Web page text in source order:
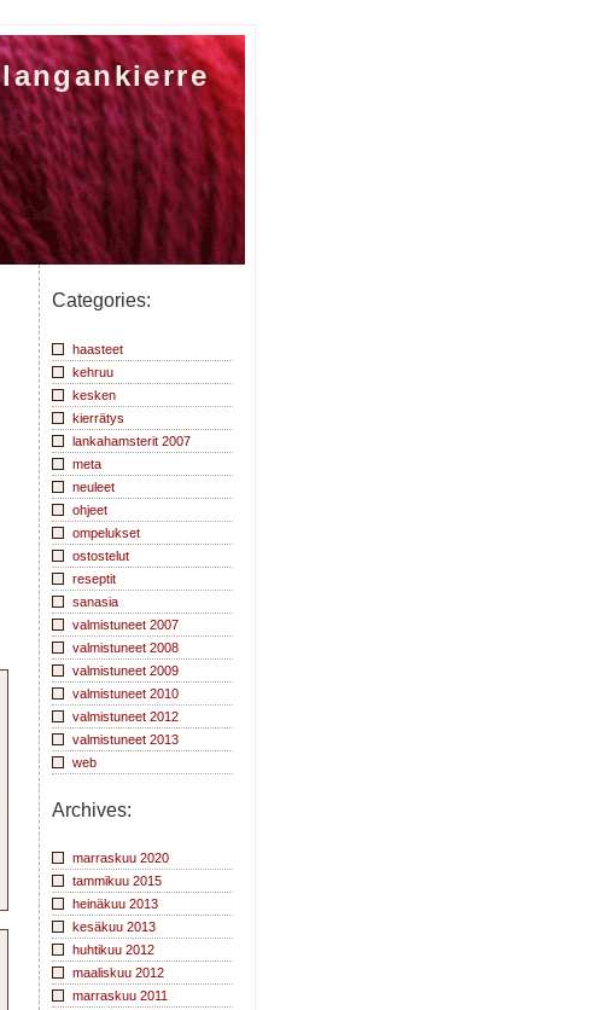
langankierre
Categories:
haasteet
kehruu
kesken
kierrätys
lankahamsterit 2007
meta
neuleet
ohjeet
ompelukset
ostostelut
reseptit
sanasia
valmistuneet 2007
valmistuneet 2008
valmistuneet 2009
valmistuneet 2010
valmistuneet 2012
valmistuneet 2013
web
Archives:
marraskuu 2020
tammikuu 2015
heinäkuu 2013
kesäkuu 2013
huhtikuu 2012
maaliskuu 2012
marraskuu 2011